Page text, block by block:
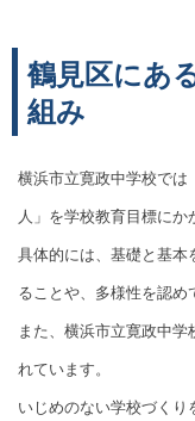
鶴見区にあ
組み
横浜市立寛政中学校では
人」を学校教育目標にか
具体的には、基礎と基本
ることや、多様性を認め
また、横浜市立寛政中
れています。
いじめのない学校づく